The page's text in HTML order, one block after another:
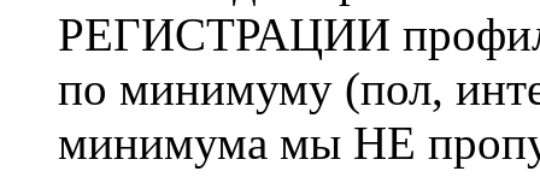
РЕГИСТРАЦИИ профиль
по минимуму (пол,
минимума мы НЕ